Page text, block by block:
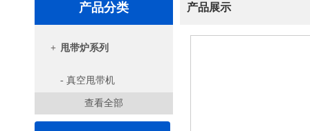
产品分类
+ 甩带炉系列
- 真空甩带机
查看全部
产品展示